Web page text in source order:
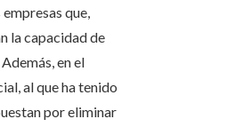
que,
la capacidad de
en el
al que ha tenido
por eliminar